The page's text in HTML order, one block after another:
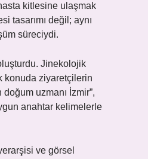
kitlesine ulaşmak
tasarımı değil; aynı
süreciydi.
Jinekolojik
konuda ziyaretçilerin
uzmanı İzmir”,
anahtar kelimelerle
ve görsel